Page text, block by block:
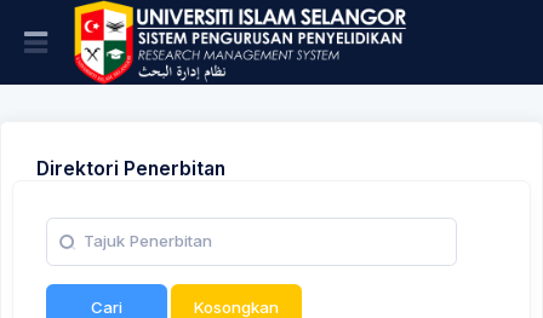
Direktori Penerbitan
Cari Kosongkan